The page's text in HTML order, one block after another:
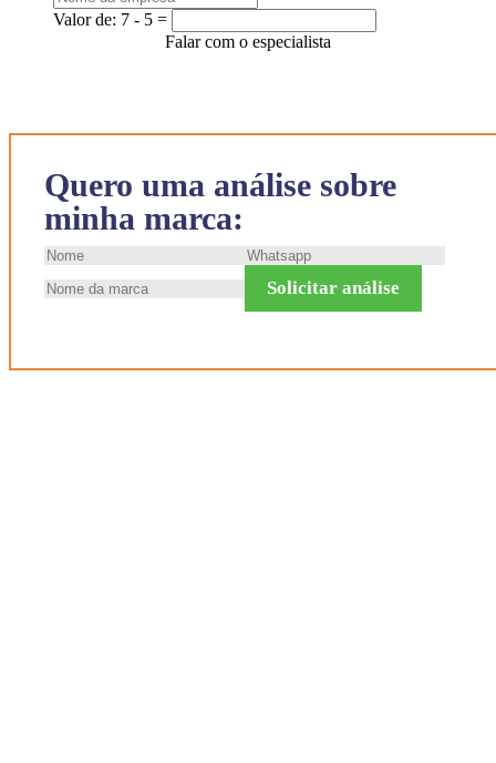
Quero uma análise sobre
minha marca:
Solicitar análise
Valor de: 7 - 5 =
Falar com o especialista